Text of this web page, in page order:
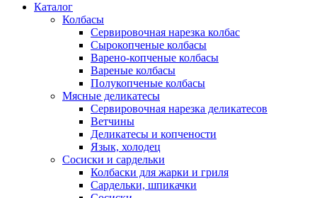
Каталог
Колбасы
Сервировочная нарезка колбас
Сырокопченые колбасы
Варено-копченые колбасы
Вареные колбасы
Полукопченые колбасы
Мясные деликатесы
Сервировочная нарезка деликатесов
Ветчины
Деликатесы и копчености
Язык, холодец
Сосиски и сардельки
Колбаски для жарки и гриля
Сардельки, шпикачки